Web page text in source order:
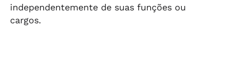
independentemente de suas funções ou
cargos.